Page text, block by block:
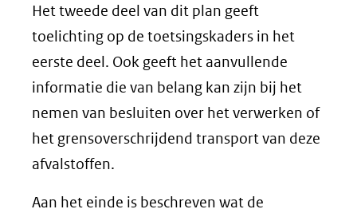
Het tweede deel van dit plan geeft
toelichting op de toetsingskaders in het
eerste deel. Ook geeft het aanvullende
informatie die van belang kan zijn bij het
nemen van besluiten over het verwerken of
het grensoverschrijdend transport van deze
afvalstoffen.
Aan het einde is beschreven wat de